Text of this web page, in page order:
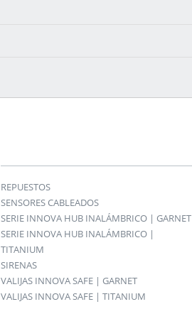
REPUESTOS
SENSORES CABLEADOS
SERIE INNOVA HUB INALÁMBRICO | GARNET
SERIE INNOVA HUB INALÁMBRICO |
TITANIUM
SIRENAS
VALIJAS INNOVA SAFE | GARNET
VALIJAS INNOVA SAFE | TITANIUM